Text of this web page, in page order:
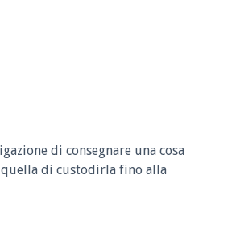
di consegnare una cosa
di custodirla fino alla